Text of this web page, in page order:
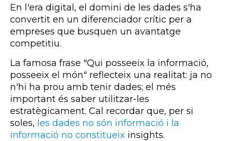
En l'era digital, el domini de les dades s'ha
convertit en un diferenciador crític per a
empreses que busquen un avantatge
competitiu.
La famosa frase "Qui posseeix la informació,
posseeix el món" reflecteix una realitat: ja no
n'hi ha prou amb tenir dades; el més
important és saber utilitzar-les
estratègicament. Cal recordar que, per si
soles, les dades no són informació i la
informació no constitueix insights.